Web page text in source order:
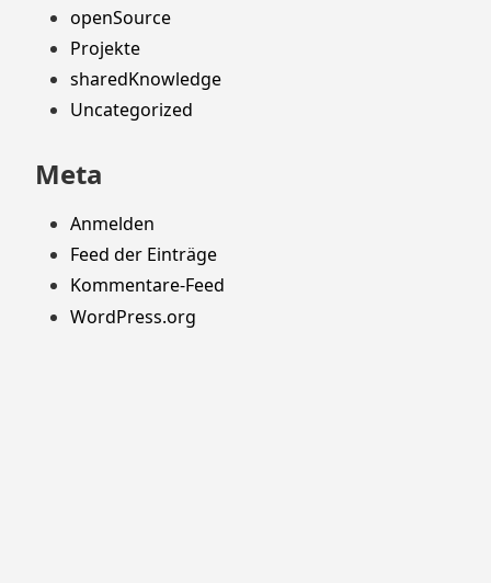
openSource
Projekte
sharedKnowledge
Uncategorized
Meta
Anmelden
Feed der Einträge
Kommentare-Feed
WordPress.org